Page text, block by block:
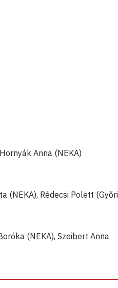
Anna (NEKA)
(NEKA), Rédecsi Polett (Győri
(NEKA), Szeibert Anna